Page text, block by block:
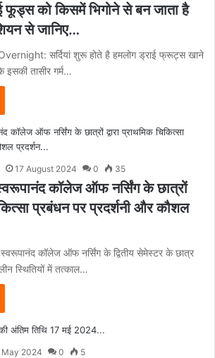
फूड्स को किसमें भिगोने से बन जाता है
से जानिए…
सर्दियां शुरू होते है हमलोग ड्राई फ्रूट्स खाने
इसकी तासीर गर्म…
17 August 2024 0 35
स्वरूपानंद कॉलेज ऑफ नर्सिंग के छात्रों
प्रबंधन पर प्रदर्शनी और कौशल
स्वरूपानंद कॉलेज ऑफ नर्सिंग के द्वितीय सेमेस्टर के छात्र
स्थितियों में तत्काल…
May 2024 0 5